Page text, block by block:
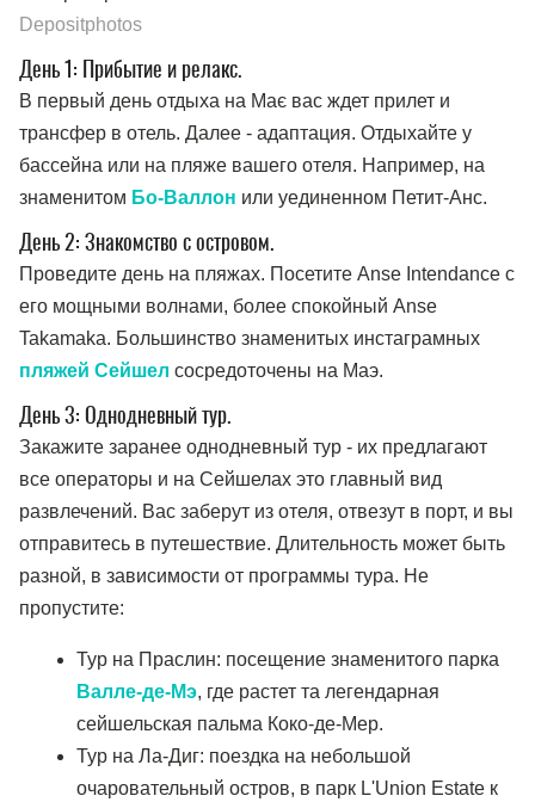
Depositphotos
День 1: Прибытие и релакс.
В первый день отдыха на Має вас ждет прилет и
трансфер в отель. Далее - адаптация. Отдыхайте у
бассейна или на пляже вашего отеля. Например, на
знаменитом Бо-Валлон или уединенном Петит-Анс.
День 2: Знакомство с островом.
Проведите день на пляжах. Посетите Anse Intendance с
его мощными волнами, более спокойный Anse
Takamaka. Большинство знаменитых инстаграмных
пляжей Сейшел сосредоточены на Маэ.
День 3: Однодневный тур.
Закажите заранее однодневный тур - их предлагают
все операторы и на Сейшелах это главный вид
развлечений. Вас заберут из отеля, отвезут в порт, и вы
отправитесь в путешествие. Длительность может быть
разной, в зависимости от программы тура. Не
пропустите:
Тур на Праслин: посещение знаменитого парка
Валле-де-Мэ, где растет та легендарная
сейшельская пальма Коко-де-Мер.
Тур на Ла-Диг: поездка на небольшой
очаровательный остров, в парк L'Union Estate к